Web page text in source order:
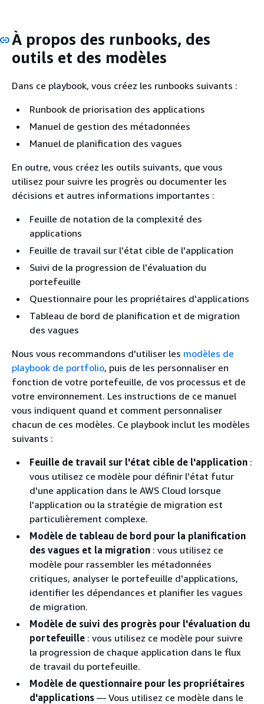
À propos des runbooks, des
outils et des modèles
Dans ce playbook, vous créez les runbooks suivants :
Runbook de priorisation des applications
Manuel de gestion des métadonnées
Manuel de planification des vagues
En outre, vous créez les outils suivants, que vous
utilisez pour suivre les progrès ou documenter les
décisions et autres informations importantes :
Feuille de notation de la complexité des
applications
Feuille de travail sur l'état cible de l'application
Suivi de la progression de l'évaluation du
portefeuille
Questionnaire pour les propriétaires d'applications
Tableau de bord de planification et de migration
des vagues
Nous vous recommandons d'utiliser les modèles de
playbook de portfolio, puis de les personnaliser en
fonction de votre portefeuille, de vos processus et de
votre environnement. Les instructions de ce manuel
vous indiquent quand et comment personnaliser
chacun de ces modèles. Ce playbook inclut les modèles
suivants :
Feuille de travail sur l'état cible de l'application :
vous utilisez ce modèle pour définir l'état futur
d'une application dans le AWS Cloud lorsque
l'application ou la stratégie de migration est
particulièrement complexe.
Modèle de tableau de bord pour la planification
des vagues et la migration : vous utilisez ce
modèle pour rassembler les métadonnées
critiques, analyser le portefeuille d'applications,
identifier les dépendances et planifier les vagues
de migration.
Modèle de suivi des progrès pour l'évaluation du
portefeuille : vous utilisez ce modèle pour suivre
la progression de chaque application dans le flux
de travail du portefeuille.
Modèle de questionnaire pour les propriétaires
d'applications — Vous utilisez ce modèle dans le